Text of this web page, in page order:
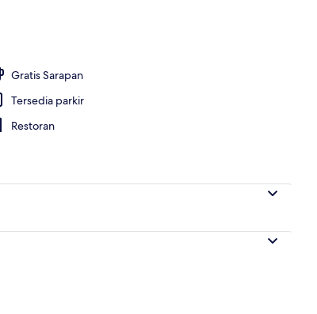
Gratis Sarapan
Tersedia parkir
Restoran